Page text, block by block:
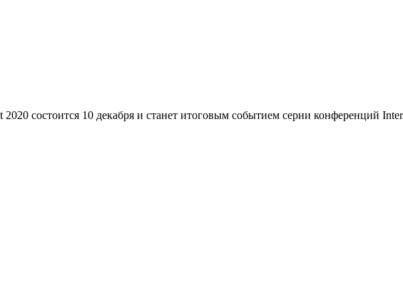
состоится 10 декабря и станет итоговым событием серии конференций